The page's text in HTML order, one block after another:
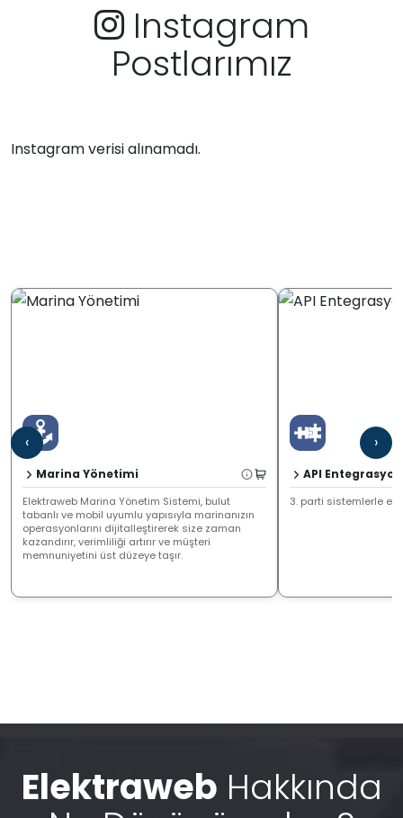
Instagram
Postlarımız
Instagram verisi alınamadı.
‹
Marina Yönetimi
Elektraweb Marina Yönetim Sistemi, bulut
tabanlı ve mobil uyumlu yapısıyla marinanızın
operasyonlarını dijitalleştirerek size zaman
kazandırır, verimliliği artırır ve müşteri
memnuniyetini üst düzeye taşır.
API
3. parti sistemlerle
›
Elektraweb Hakkında